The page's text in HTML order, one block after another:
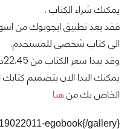
يمكنك شراء الكتاب .
فقد يعد تطبيق ايجوبوك من
الى كتاب شخصى للمستخدم.
وقد يبدا سعر الكتاب من 22.45دولار .
يمكنك البدا الان بتصميم
الخاص بك منهنا
egobook{/gallery}